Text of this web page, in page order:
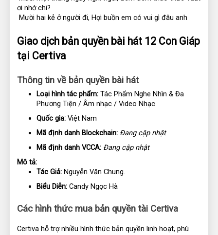
ơi nhớ chi?
Mười hai kẻ ở người đi, Hợi buồn em có vui gì đâu anh
Giao dịch bản quyền bài hát 12 Con Giáp
tại Certiva
Thông tin về bản quyền bài hát
Loại hình tác phẩm: Tác Phẩm Nghe Nhìn & Đa
Phương Tiện / Âm nhạc / Video Nhạc
Quốc gia: Việt Nam
Mã định danh Blockchain: Đang cập nhật
Mã định danh VCCA: Đang cập nhật
Mô tả:
Tác Giả: Nguyễn Văn Chung.
Biểu Diễn: Candy Ngọc Hà
Các hình thức mua bản quyền tài Certiva
Certiva hỗ trợ nhiều hình thức bản quyền linh hoạt, phù